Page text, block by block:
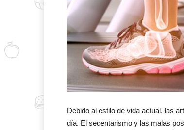
Debido al estilo de vida actual, las
día. El sedentarismo y las malas